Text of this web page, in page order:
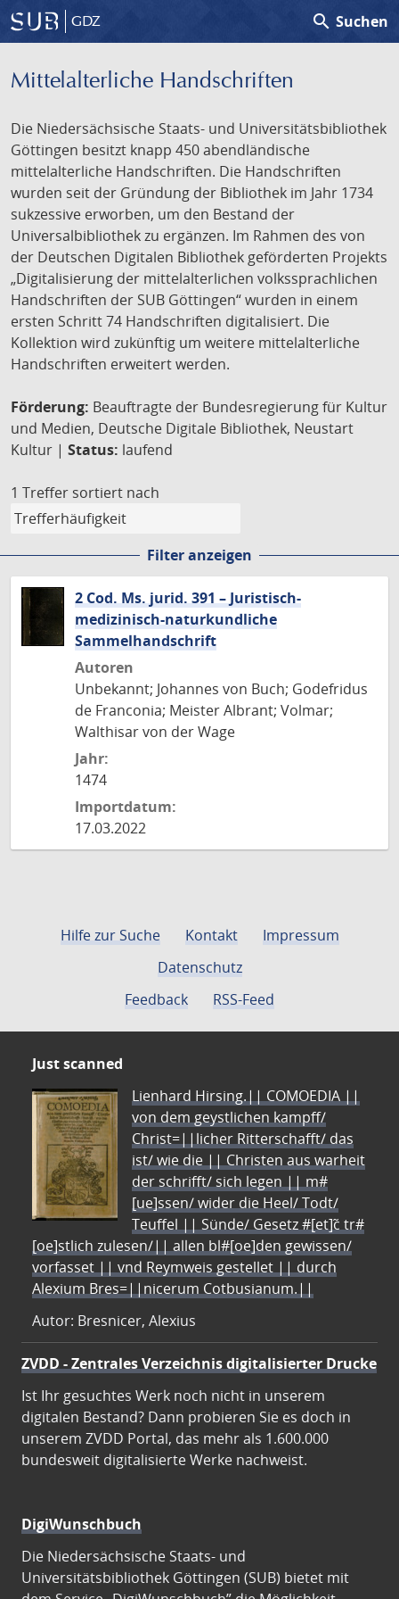
GDZ search Suchen
Mittelalterliche Handschriften
Die Niedersächsische Staats- und Universitätsbibliothek
Göttingen besitzt knapp 450 abendländische
mittelalterliche Handschriften. Die Handschriften
wurden seit der Gründung der Bibliothek im Jahr 1734
sukzessive erworben, um den Bestand der
Universalbibliothek zu ergänzen. Im Rahmen des von
der Deutschen Digitalen Bibliothek geförderten Projekts
„Digitalisierung der mittelalterlichen volkssprachlichen
Handschriften der SUB Göttingen“ wurden in einem
ersten Schritt 74 Handschriften digitalisiert. Die
Kollektion wird zukünftig um weitere mittelalterliche
Handschriften erweitert werden.
Förderung: Beauftragte der Bundesregierung für Kultur
und Medien, Deutsche Digitale Bibliothek, Neustart
Kultur | Status: laufend
1 Treffer sortiert nach
Filter anzeigen
2 Cod. Ms. jurid. 391 – Juristisch-
medizinisch-naturkundliche
Sammelhandschrift
Autoren
Unbekannt; Johannes von Buch; Godefridus
de Franconia; Meister Albrant; Volmar;
Walthisar von der Wage
Jahr:
1474
Importdatum:
17.03.2022
Hilfe zur Suche Kontakt
Impressum
Datenschutz
Feedback
RSS-Feed
Just scanned
Lienhard Hirsing.|| COMOEDIA ||
von dem geystlichen kampff/
Christ=||licher Ritterschafft/ das
ist/ wie die || Christen aus warheit
der schrifft/ sich legen || m#
[ue]ssen/ wider die Heel/ Todt/
Teuffel || Sünde/ Gesetz #[et]c̃ tr#
[oe]stlich zulesen/|| allen bl#[oe]den gewissen/
vorfasset || vnd Reymweis gestellet || durch
Alexium Bres=||nicerum Cotbusianum.||
Autor: Bresnicer, Alexius
ZVDD - Zentrales Verzeichnis digitalisierter Drucke
Ist Ihr gesuchtes Werk noch nicht in unserem
digitalen Bestand? Dann probieren Sie es doch in
unserem ZVDD Portal, das mehr als 1.600.000
bundesweit digitalisierte Werke nachweist.
DigiWunschbuch
Die Niedersächsische Staats- und
Universitätsbibliothek Göttingen (SUB) bietet mit